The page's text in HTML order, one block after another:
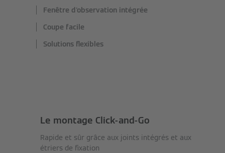
Fenêtre d'observation intégrée
Coupe facile
Solutions flexibles
Le montage Click-and-Go
Rapide et sûr grâce aux joints intégrés et aux
étriers de fixation